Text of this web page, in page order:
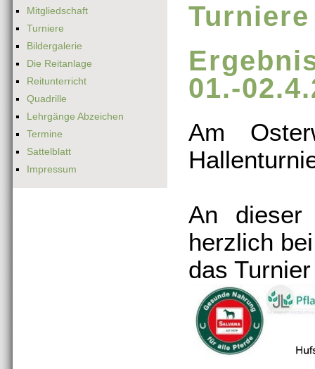
Mitgliedschaft
Turniere
Bildergalerie
Die Reitanlage
Reitunterricht
Quadrille
Lehrgänge Abzeichen
Termine
Sattelblatt
Impressum
Turniere
01.-
Am
An dieser
herzlich
das